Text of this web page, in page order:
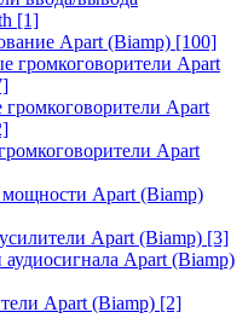
[1]
Apart (Biamp) [100]
громкоговорители Apart
Apart
Apart
Apart (Biamp)
Apart (Biamp) [3]
Apart (Biamp)
Apart (Biamp) [2]